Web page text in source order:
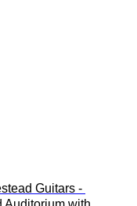
Guitars -